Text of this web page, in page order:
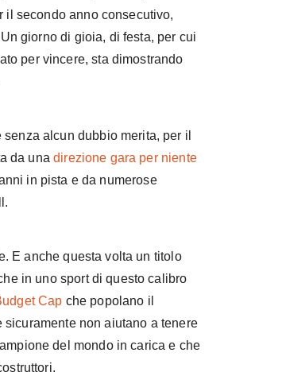
il secondo anno consecutivo,
giorno di gioia, di festa, per cui
per vincere, sta dimostrando
alcun dubbio merita, per il
da unadirezione gara per niente
in pista e da numerose
E anche questa volta un titolo
in uno sport di questo calibro
Cap che popolano il
non aiutano a tenere
del mondo in carica e che